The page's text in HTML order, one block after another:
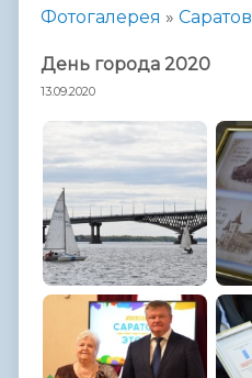
Фотогалерея » Саратов
День города 2020
13.09.2020